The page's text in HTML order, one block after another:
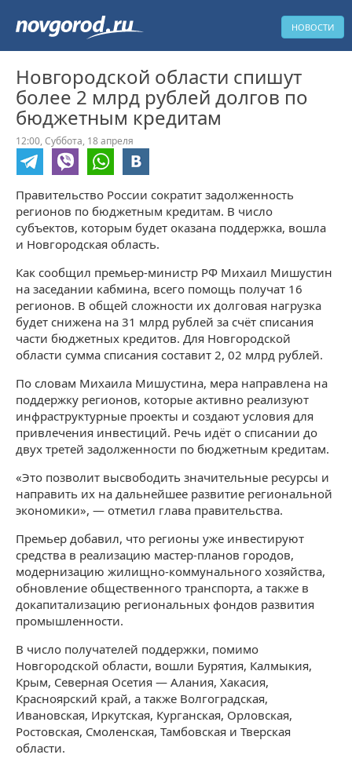
НОВОСТИ
Новгородской области спишут
более 2 млрд рублей долгов по
бюджетным кредитам
12:00, Суббота, 18 апреля
Правительство России сократит задолженность
регионов по бюджетным кредитам. В число
субъектов, которым будет оказана поддержка, вошла
и Новгородская область.
Как сообщил премьер-министр РФ Михаил Мишустин
на заседании кабмина, всего помощь получат 16
регионов. В общей сложности их долговая нагрузка
будет снижена на 31 млрд рублей за счёт списания
части бюджетных кредитов. Для Новгородской
области сумма списания составит 2, 02 млрд рублей.
По словам Михаила Мишустина, мера направлена на
поддержку регионов, которые активно реализуют
инфраструктурные проекты и создают условия для
привлечения инвестиций. Речь идёт о списании до
двух третей задолженности по бюджетным кредитам.
«Это позволит высвободить значительные ресурсы и
направить их на дальнейшее развитие региональной
экономики», — отметил глава правительства.
Премьер добавил, что регионы уже инвестируют
средства в реализацию мастер-планов городов,
модернизацию жилищно-коммунального хозяйства,
обновление общественного транспорта, а также в
докапитализацию региональных фондов развития
промышленности.
В число получателей поддержки, помимо
Новгородской области, вошли Бурятия, Калмыкия,
Крым, Северная Осетия — Алания, Хакасия,
Красноярский край, а также Волгоградская,
Ивановская, Иркутская, Курганская, Орловская,
Ростовская, Смоленская, Тамбовская и Тверская
области.